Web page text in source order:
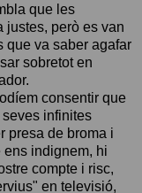
que les
justes, però es van
que va saber agafar
sobretot en
consentir que
infinites
presa de broma i
ens indignem, hi
compte i risc,
en televisió,